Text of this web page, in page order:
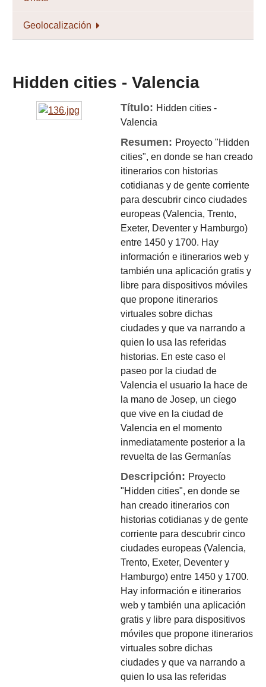
Geolocalización
Hidden cities - Valencia
Título: Hidden cities -
Valencia
Resumen: Proyecto "Hidden
cities", en donde se han creado
itinerarios con historias
cotidianas y de gente corriente
para descubrir cinco ciudades
europeas (Valencia, Trento,
Exeter, Deventer y Hamburgo)
entre 1450 y 1700. Hay
información e itinerarios web y
también una aplicación gratis y
libre para dispositivos móviles
que propone itinerarios
virtuales sobre dichas
ciudades y que va narrando a
quien lo usa las referidas
historias. En este caso el
paseo por la ciudad de
Valencia el usuario la hace de
la mano de Josep, un ciego
que vive en la ciudad de
Valencia en el momento
inmediatamente posterior a la
revuelta de las Germanías
Descripción: Proyecto
"Hidden cities", en donde se
han creado itinerarios con
historias cotidianas y de gente
corriente para descubrir cinco
ciudades europeas (Valencia,
Trento, Exeter, Deventer y
Hamburgo) entre 1450 y 1700.
Hay información e itinerarios
web y también una aplicación
gratis y libre para dispositivos
móviles que propone itinerarios
virtuales sobre dichas
ciudades y que va narrando a
quien lo usa las referidas